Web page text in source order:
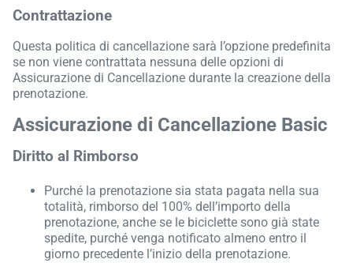
Contrattazione
Questa politica di cancellazione sarà l’opzione predefinita
se non viene contrattata nessuna delle opzioni di
Assicurazione di Cancellazione durante la creazione della
prenotazione.
Assicurazione di Cancellazione Basic
Diritto al Rimborso
Purché la prenotazione sia stata pagata nella sua
totalità, rimborso del 100% dell’importo della
prenotazione, anche se le biciclette sono già state
spedite, purché venga notificato almeno entro il
giorno precedente l’inizio della prenotazione.